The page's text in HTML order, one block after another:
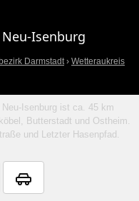
Isenburg
Darmstadt› Wetteraukreis
Isenburg ist ca. 45 km
Butterstadt und Ostheim.
und Letzter Hasenpfad.